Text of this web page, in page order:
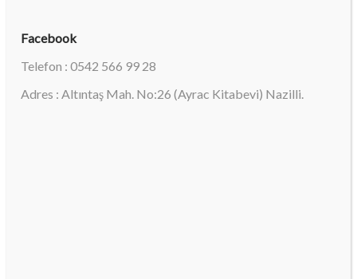
Facebook
Telefon : 0542 566 99 28
Adres : Altıntaş Mah. No:26 (Ayrac Kitabevi) Nazilli.